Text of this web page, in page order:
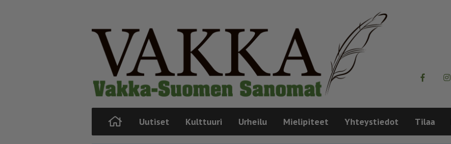
Uutiset Kulttuuri Urheilu Mielipiteet Yhteystiedot Tilaa